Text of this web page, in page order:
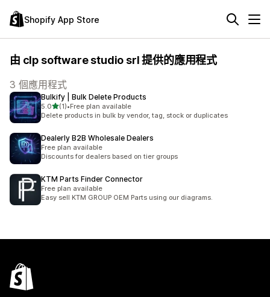
Shopify App Store
由 clp software studio srl 提供的應用程式
3 個應用程式
Bulkify | Bulk Delete Products
5.0滿分 5 顆星
(1)
共有 1 則評價
•Free plan available
Delete products in bulk by vendor, tag, stock or duplicates
Dealerly B2B Wholesale Dealers
Free plan available
Discounts for dealers based on tier groups
KTM Parts Finder Connector
Free plan available
Easy sell KTM GROUP OEM Parts using our diagrams.